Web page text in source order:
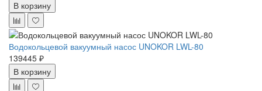
В корзину
Водокольцевой вакуумный насос UNOKOR LWL-80
139445 ₽
В корзину